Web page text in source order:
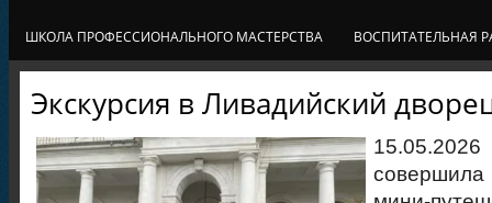
ШКОЛА ПРОФЕССИОНАЛЬНОГО МАСТЕРСТВА ВОСПИТАТЕЛЬНАЯ
Экскурсия в Ливадийский